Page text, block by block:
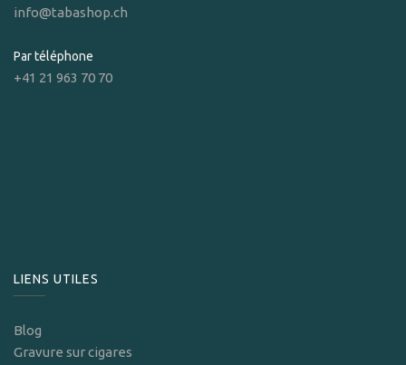
info@tabashop.ch
Par téléphone
+41 21 963 70 70
LIENS UTILES
Blog
Gravure sur cigares